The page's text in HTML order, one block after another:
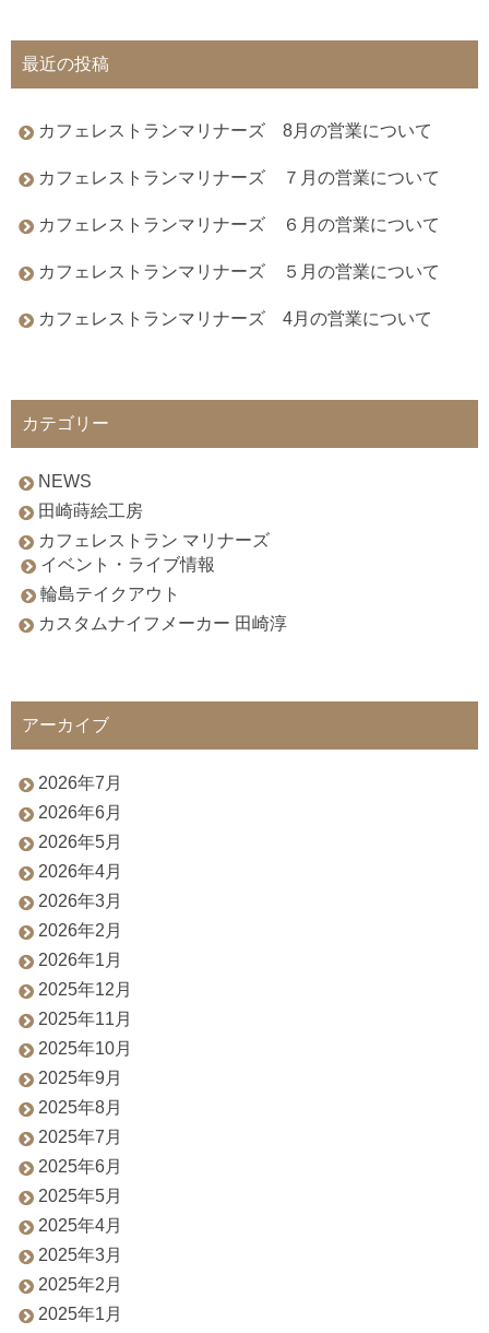
最近の投稿
カフェレストランマリナーズ 8月の営業について
カフェレストランマリナーズ ７月の営業について
カフェレストランマリナーズ ６月の営業について
カフェレストランマリナーズ ５月の営業について
カフェレストランマリナーズ 4月の営業について
カテゴリー
NEWS
田崎蒔絵工房
カフェレストラン マリナーズ
イベント・ライブ情報
輪島テイクアウト
カスタムナイフメーカー 田崎淳
アーカイブ
2026年7月
2026年6月
2026年5月
2026年4月
2026年3月
2026年2月
2026年1月
2025年12月
2025年11月
2025年10月
2025年9月
2025年8月
2025年7月
2025年6月
2025年5月
2025年4月
2025年3月
2025年2月
2025年1月